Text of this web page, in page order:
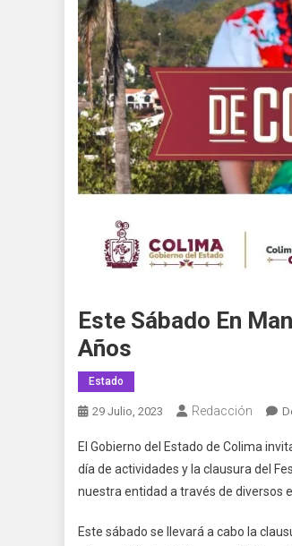
Este Sábado En
Años
Estado
29 Julio, 2023 Redacción
El Gobierno del Estado de Colima
día de actividades y la clausura del
nuestra entidad a través de diversos
Este sábado se llevará a cabo la